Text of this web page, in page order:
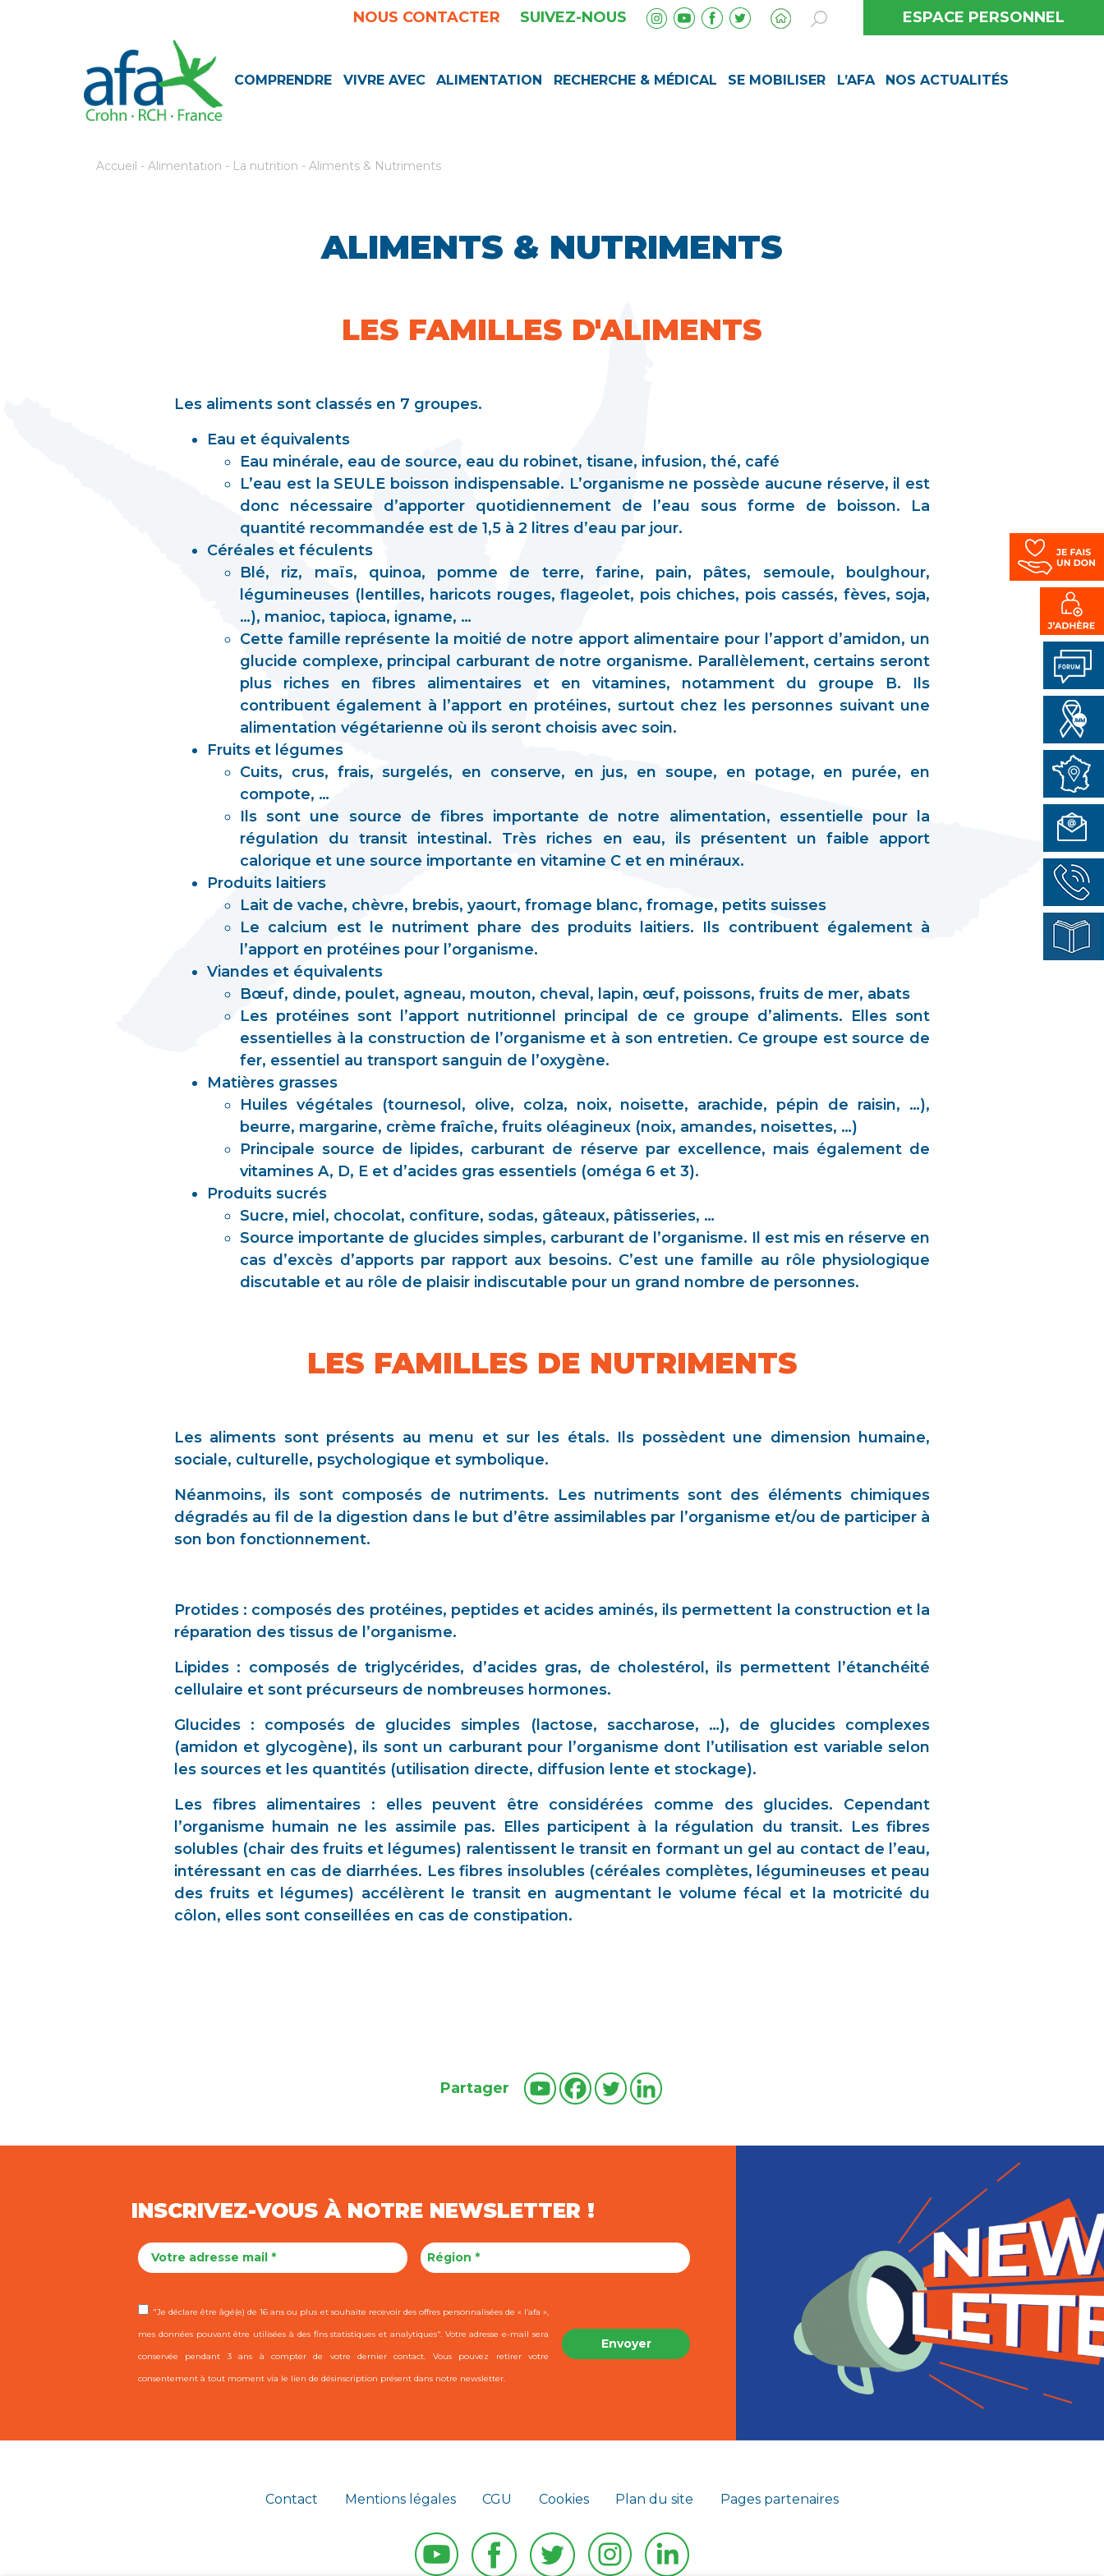
NOUS CONTACTER SUIVEZ-NOUS ESPACE PERSONNEL
COMPRENDRE VIVRE AVEC ALIMENTATION RECHERCHE & MÉDICAL SE MOBILISER L’AFA NOS ACTUALITÉS
Accueil - Alimentation - La nutrition - Aliments & Nutriments
ALIMENTS & NUTRIMENTS
LES FAMILLES D'ALIMENTS
Les aliments sont classés en 7 groupes.
Eau et équivalents
Eau minérale, eau de source, eau du robinet, tisane, infusion, thé, café
L’eau est la SEULE boisson indispensable. L’organisme ne possède aucune réserve, il est
donc nécessaire d’apporter quotidiennement de l’eau sous forme de boisson. La
quantité recommandée est de 1,5 à 2 litres d’eau par jour.
Céréales et féculents
Blé, riz, maïs, quinoa, pomme de terre, farine, pain, pâtes, semoule, boulghour,
légumineuses (lentilles, haricots rouges, flageolet, pois chiches, pois cassés, fèves, soja,
…), manioc, tapioca, igname, …
Cette famille représente la moitié de notre apport alimentaire pour l’apport d’amidon, un
glucide complexe, principal carburant de notre organisme. Parallèlement, certains seront
plus riches en fibres alimentaires et en vitamines, notamment du groupe B. Ils
contribuent également à l’apport en protéines, surtout chez les personnes suivant une
alimentation végétarienne où ils seront choisis avec soin.
Fruits et légumes
Cuits, crus, frais, surgelés, en conserve, en jus, en soupe, en potage, en purée, en
compote, …
Ils sont une source de fibres importante de notre alimentation, essentielle pour la
régulation du transit intestinal. Très riches en eau, ils présentent un faible apport
calorique et une source importante en vitamine C et en minéraux.
Produits laitiers
Lait de vache, chèvre, brebis, yaourt, fromage blanc, fromage, petits suisses
Le calcium est le nutriment phare des produits laitiers. Ils contribuent également à
l’apport en protéines pour l’organisme.
Viandes et équivalents
Bœuf, dinde, poulet, agneau, mouton, cheval, lapin, œuf, poissons, fruits de mer, abats
Les protéines sont l’apport nutritionnel principal de ce groupe d’aliments. Elles sont
essentielles à la construction de l’organisme et à son entretien. Ce groupe est source de
fer, essentiel au transport sanguin de l’oxygène.
Matières grasses
Huiles végétales (tournesol, olive, colza, noix, noisette, arachide, pépin de raisin, …),
beurre, margarine, crème fraîche, fruits oléagineux (noix, amandes, noisettes, …)
Principale source de lipides, carburant de réserve par excellence, mais également de
vitamines A, D, E et d’acides gras essentiels (oméga 6 et 3).
Produits sucrés
Sucre, miel, chocolat, confiture, sodas, gâteaux, pâtisseries, …
Source importante de glucides simples, carburant de l’organisme. Il est mis en réserve en
cas d’excès d’apports par rapport aux besoins. C’est une famille au rôle physiologique
discutable et au rôle de plaisir indiscutable pour un grand nombre de personnes.
LES FAMILLES DE NUTRIMENTS
Les aliments sont présents au menu et sur les étals. Ils possèdent une dimension humaine,
sociale, culturelle, psychologique et symbolique.
Néanmoins, ils sont composés de nutriments. Les nutriments sont des éléments chimiques
dégradés au fil de la digestion dans le but d’être assimilables par l’organisme et/ou de participer à
son bon fonctionnement.
Protides : composés des protéines, peptides et acides aminés, ils permettent la construction et la
réparation des tissus de l’organisme.
Lipides : composés de triglycérides, d’acides gras, de cholestérol, ils permettent l’étanchéité
cellulaire et sont précurseurs de nombreuses hormones.
Glucides : composés de glucides simples (lactose, saccharose, …), de glucides complexes
(amidon et glycogène), ils sont un carburant pour l’organisme dont l’utilisation est variable selon
les sources et les quantités (utilisation directe, diffusion lente et stockage).
Les fibres alimentaires : elles peuvent être considérées comme des glucides. Cependant
l’organisme humain ne les assimile pas. Elles participent à la régulation du transit. Les fibres
solubles (chair des fruits et légumes) ralentissent le transit en formant un gel au contact de l’eau,
intéressant en cas de diarrhées. Les fibres insolubles (céréales complètes, légumineuses et peau
des fruits et légumes) accélèrent le transit en augmentant le volume fécal et la motricité du
côlon, elles sont conseillées en cas de constipation.
Partager
INSCRIVEZ-VOUS À NOTRE NEWSLETTER !
"Je déclare être âgé(e) de 16 ans ou plus et souhaite recevoir des offres personnalisées de « l’afa »,
mes données pouvant être utilisées à des fins statistiques et analytiques". Votre adresse e-mail sera
conservée pendant 3 ans à compter de votre dernier contact. Vous pouvez retirer votre
consentement à tout moment via le lien de désinscription présent dans notre newsletter.
Contact Mentions légales CGU Cookies Plan du site Pages partenaires